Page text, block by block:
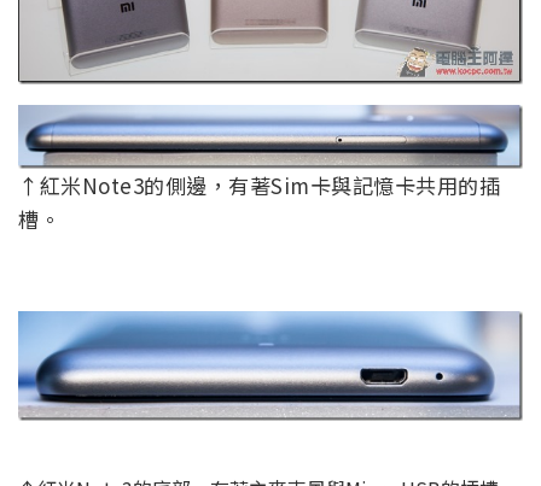
↑紅米Note3的側邊，有著Sim卡與記憶卡共用的插
槽。